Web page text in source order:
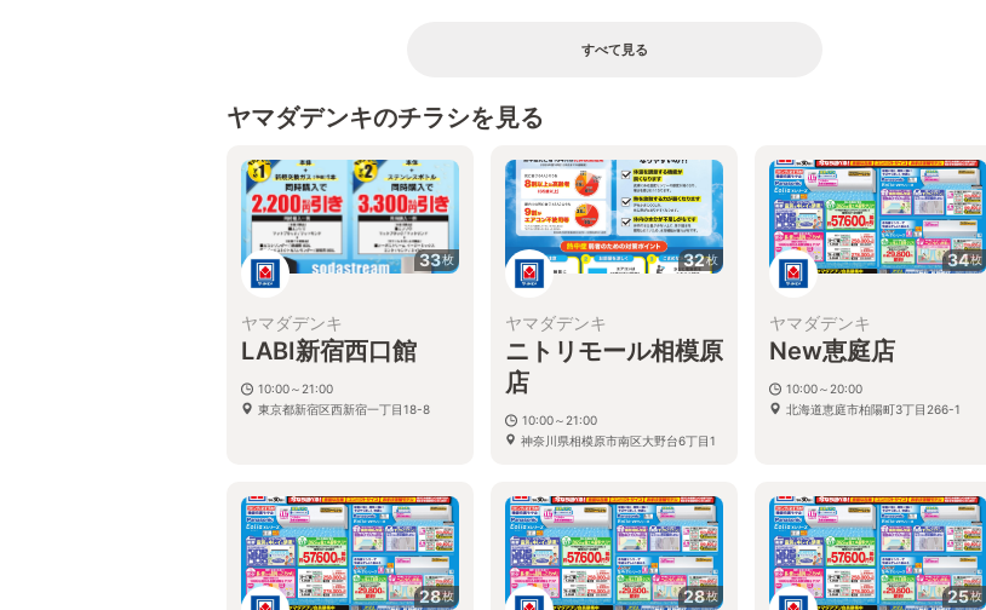
すべて見る
ヤマダデンキのチラシを見る
33枚
ヤマダデンキ
LABI新宿西口館
10:00～21:00
東京都新宿区西新宿一丁目18-8
32枚
ヤマダデンキ
ニトリモール相模原
店
10:00～21:00
神奈川県相模原市南区大野台6丁目1
34枚
ヤマダデンキ
New恵庭店
10:00～20:00
北海道恵庭市柏陽町3丁目266-1
28枚 28枚 25枚